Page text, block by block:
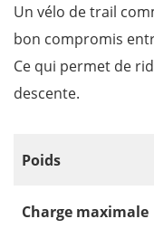
Un vélo de trail
bon compromis
Ce qui permet de
descente.
Poids
Charge maximale